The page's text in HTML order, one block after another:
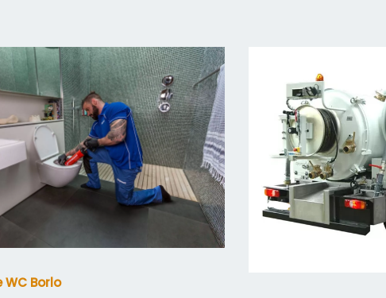
Borlo